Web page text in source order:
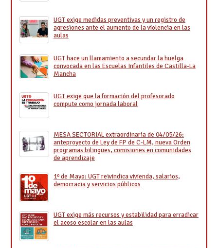
UGT exige medidas preventivas y un registro de
agresiones ante el aumento de la violencia en las
aulas
UGT hace un llamamiento a secundar la huelga
convocada en las Escuelas Infantiles de Castilla-La
Mancha
UGT exige que la formación del profesorado
compute como jornada laboral
MESA SECTORIAL extraordinaria de 04/05/26:
anteproyecto de Ley de FP de C-LM, nueva Orden
programas bilingües, comisiones en comunidades
de aprendizaje
1º de Mayo: UGT reivindica vivienda, salarios,
democracia y servicios públicos
UGT exige más recursos y estabilidad para erradicar
el acoso escolar en las aulas